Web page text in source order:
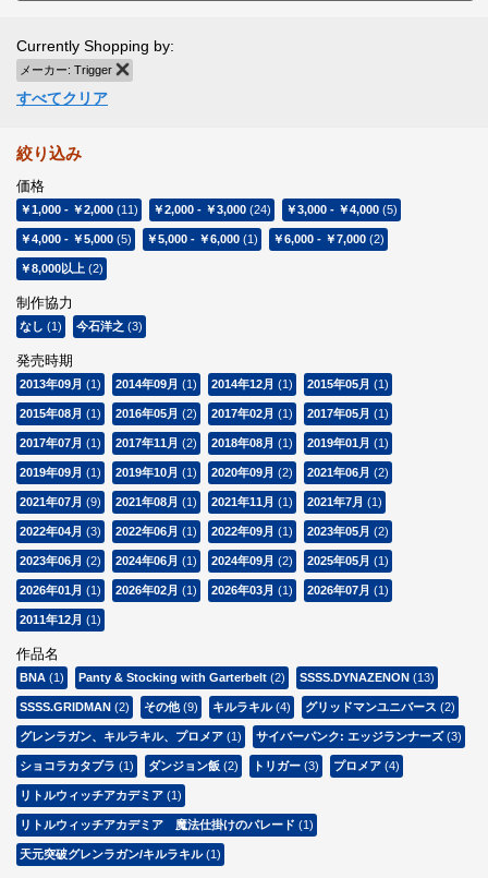
Currently Shopping by:
メーカー: Trigger
すべてクリア
絞り込み
価格
￥1,000 - ￥2,000 (11) ￥2,000 - ￥3,000 (24) ￥3,000 - ￥4,000 (5)
￥4,000 - ￥5,000 (5) ￥5,000 - ￥6,000 (1) ￥6,000 - ￥7,000 (2)
￥8,000以上 (2)
制作協力
なし (1) 今石洋之 (3)
発売時期
2013年09月 (1) 2014年09月 (1) 2014年12月 (1) 2015年05月 (1)
2015年08月 (1) 2016年05月 (2) 2017年02月 (1) 2017年05月 (1)
2017年07月 (1) 2017年11月 (2) 2018年08月 (1) 2019年01月 (1)
2019年09月 (1) 2019年10月 (1) 2020年09月 (2) 2021年06月 (2)
2021年07月 (9) 2021年08月 (1) 2021年11月 (1) 2021年7月 (1)
2022年04月 (3) 2022年06月 (1) 2022年09月 (1) 2023年05月 (2)
2023年06月 (2) 2024年06月 (1) 2024年09月 (2) 2025年05月 (1)
2026年01月 (1) 2026年02月 (1) 2026年03月 (1) 2026年07月 (1)
2011年12月 (1)
作品名
BNA (1) Panty & Stocking with Garterbelt (2) SSSS.DYNAZENON (13)
SSSS.GRIDMAN (2) その他(9) キルラキル(4) グリッドマンユニバース (2)
グレンラガン、キルラキル、プロメア (1) サイバーパンク: エッジランナーズ(3)
ショコラカタブラ (1) ダンジョン飯 (2) トリガー (3) プロメア (4)
リトルウィッチアカデミア (1)
リトルウィッチアカデミア 魔法仕掛けのパレード (1)
天元突破グレンラガン/キルラキル(1)